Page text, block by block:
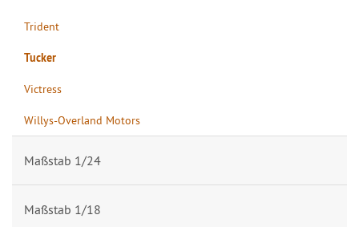
Trident
Tucker
Victress
Willys-Overland Motors
Maßstab 1/24
Maßstab 1/18